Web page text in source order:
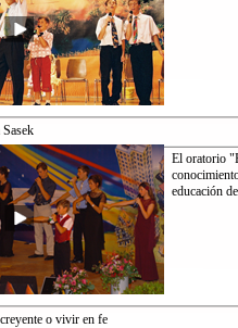
El oratorio
educación
o vivir en fe